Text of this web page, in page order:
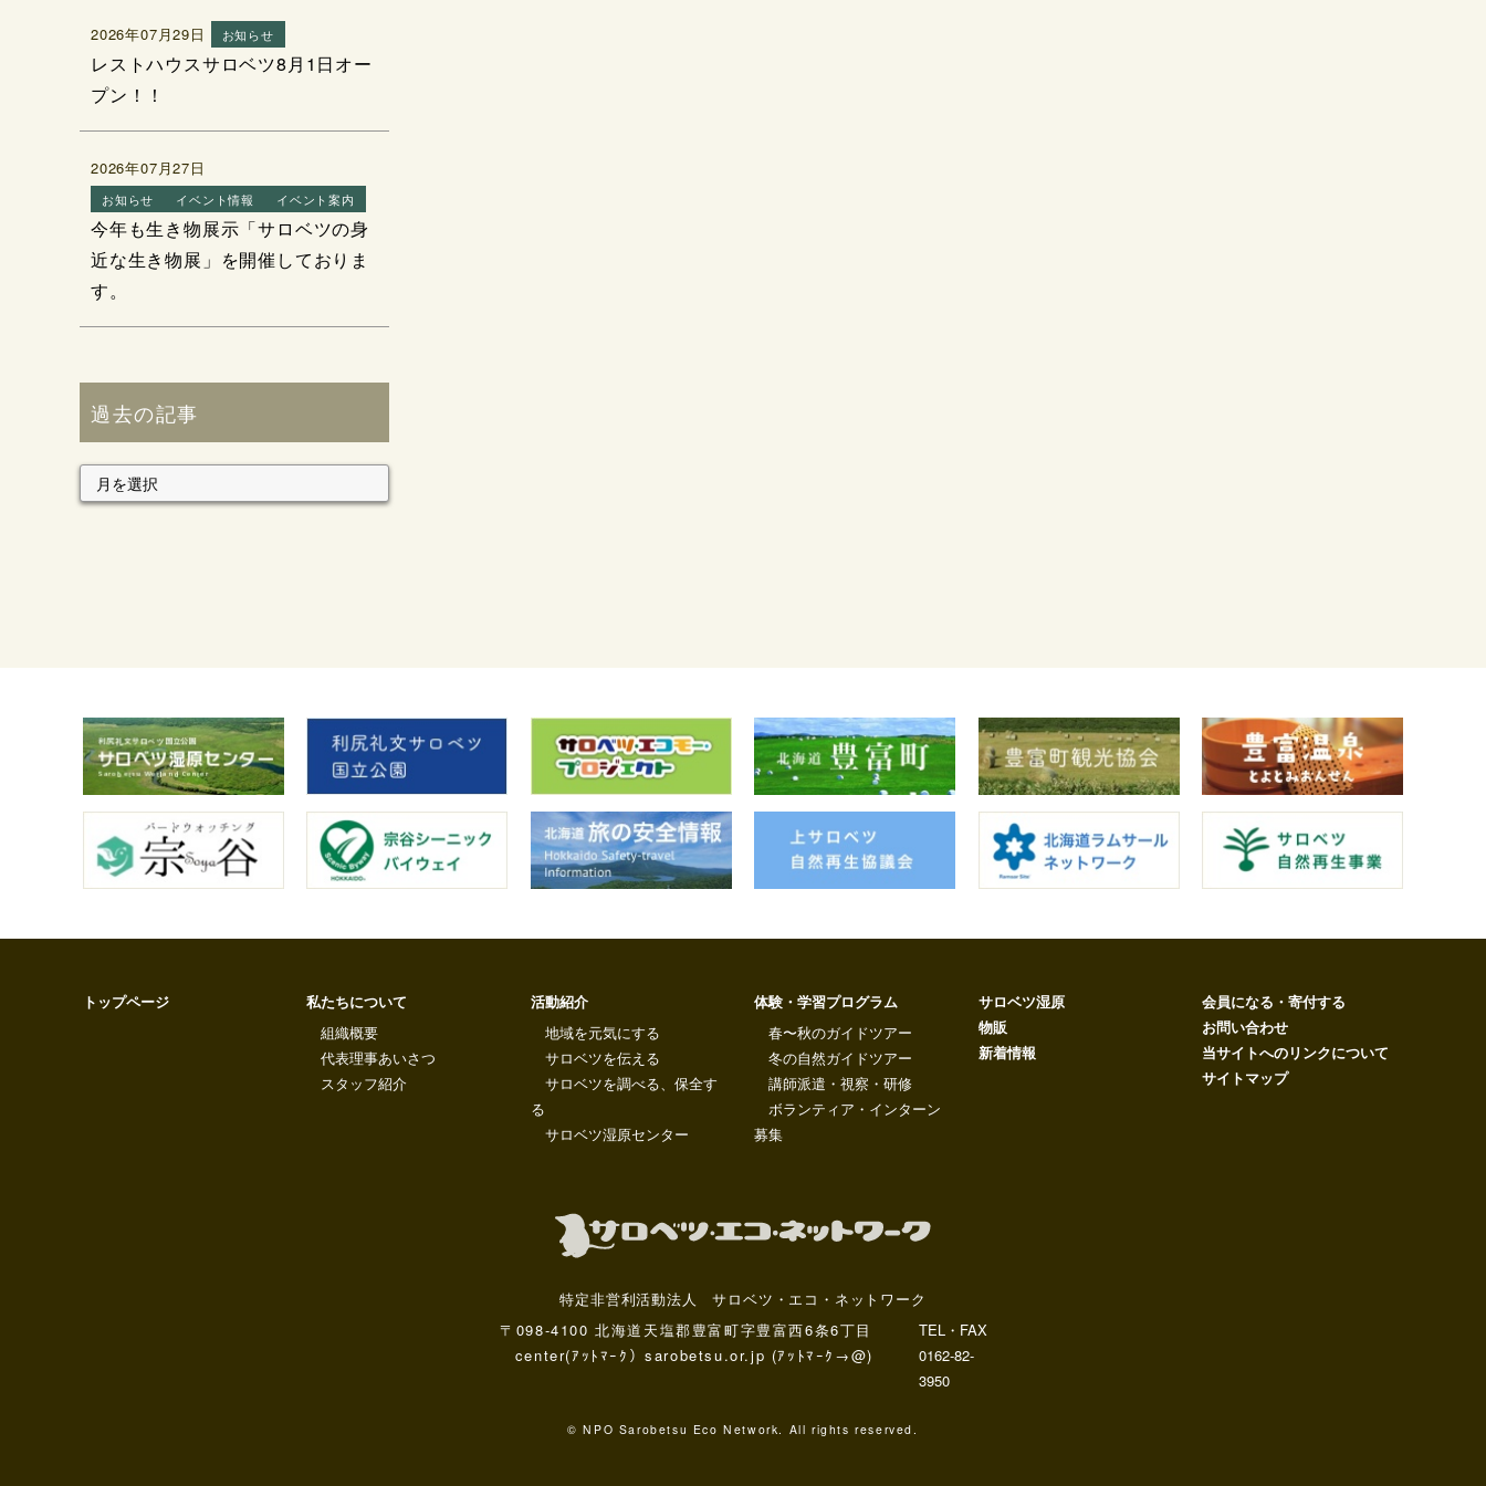
2026年07月29日 お知らせ
レストハウスサロベツ8月1日オー
プン！！
2026年07月27日
お知らせ イベント情報 イベント案内
今年も生き物展示「サロベツの身
近な生き物展」を開催しておりま
す。
過去の記事
トップページ
私たちについて
組織概要
代表理事あいさつ
スタッフ紹介
活動紹介
地域を元気にする
サロベツを伝える
サロベツを調べる、保全す
る
サロベツ湿原センター
体験・学習プログラム
春〜秋のガイドツアー
冬の自然ガイドツアー
講師派遣・視察・研修
ボランティア・インターン
募集
サロベツ湿原
物販
新着情報
会員になる・寄付する
お問い合わせ
当サイトへのリンクについて
サイトマップ
特定非営利活動法人 サロベツ・エコ・ネットワーク
〒098-4100 北海道天塩郡豊富町字豊富西6条6丁目
center(ｱｯﾄﾏｰｸ）sarobetsu.or.jp (ｱｯﾄﾏｰｸ→@)
TEL・FAX
0162-82-
3950
© NPO Sarobetsu Eco Network. All rights reserved.